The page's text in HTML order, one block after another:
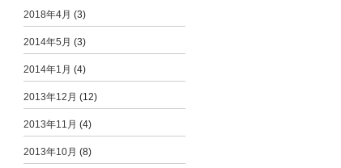
2018年4月 (3)
2014年5月 (3)
2014年1月 (4)
2013年12月 (12)
2013年11月 (4)
2013年10月 (8)